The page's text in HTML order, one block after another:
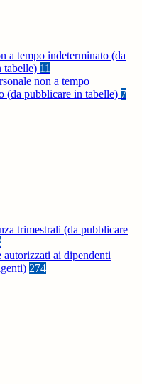
a tempo indeterminato (da
tabelle) 11
non a tempo
(da pubblicare in tabelle) 7
trimestrali (da pubblicare
ai dipendenti
274